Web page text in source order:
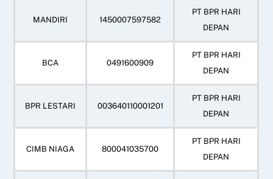
MANDIRI 1450007597582
PT BPR HARI
DEPAN
BCA 0491600909
PT BPR HARI
DEPAN
BPR LESTARI 003640110001201
PT BPR HARI
DEPAN
CIMB NIAGA 800041035700
PT BPR HARI
DEPAN